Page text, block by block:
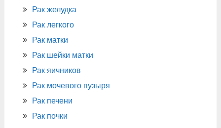
Рак желудка
Рак легкого
Рак матки
Рак шейки матки
Рак яичников
Рак мочевого пузыря
Рак печени
Рак почки